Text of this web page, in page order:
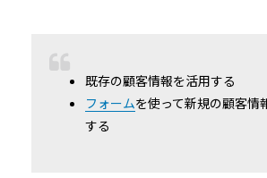
既存の顧客情報を活用する
フォームを使って新規の顧客情
する